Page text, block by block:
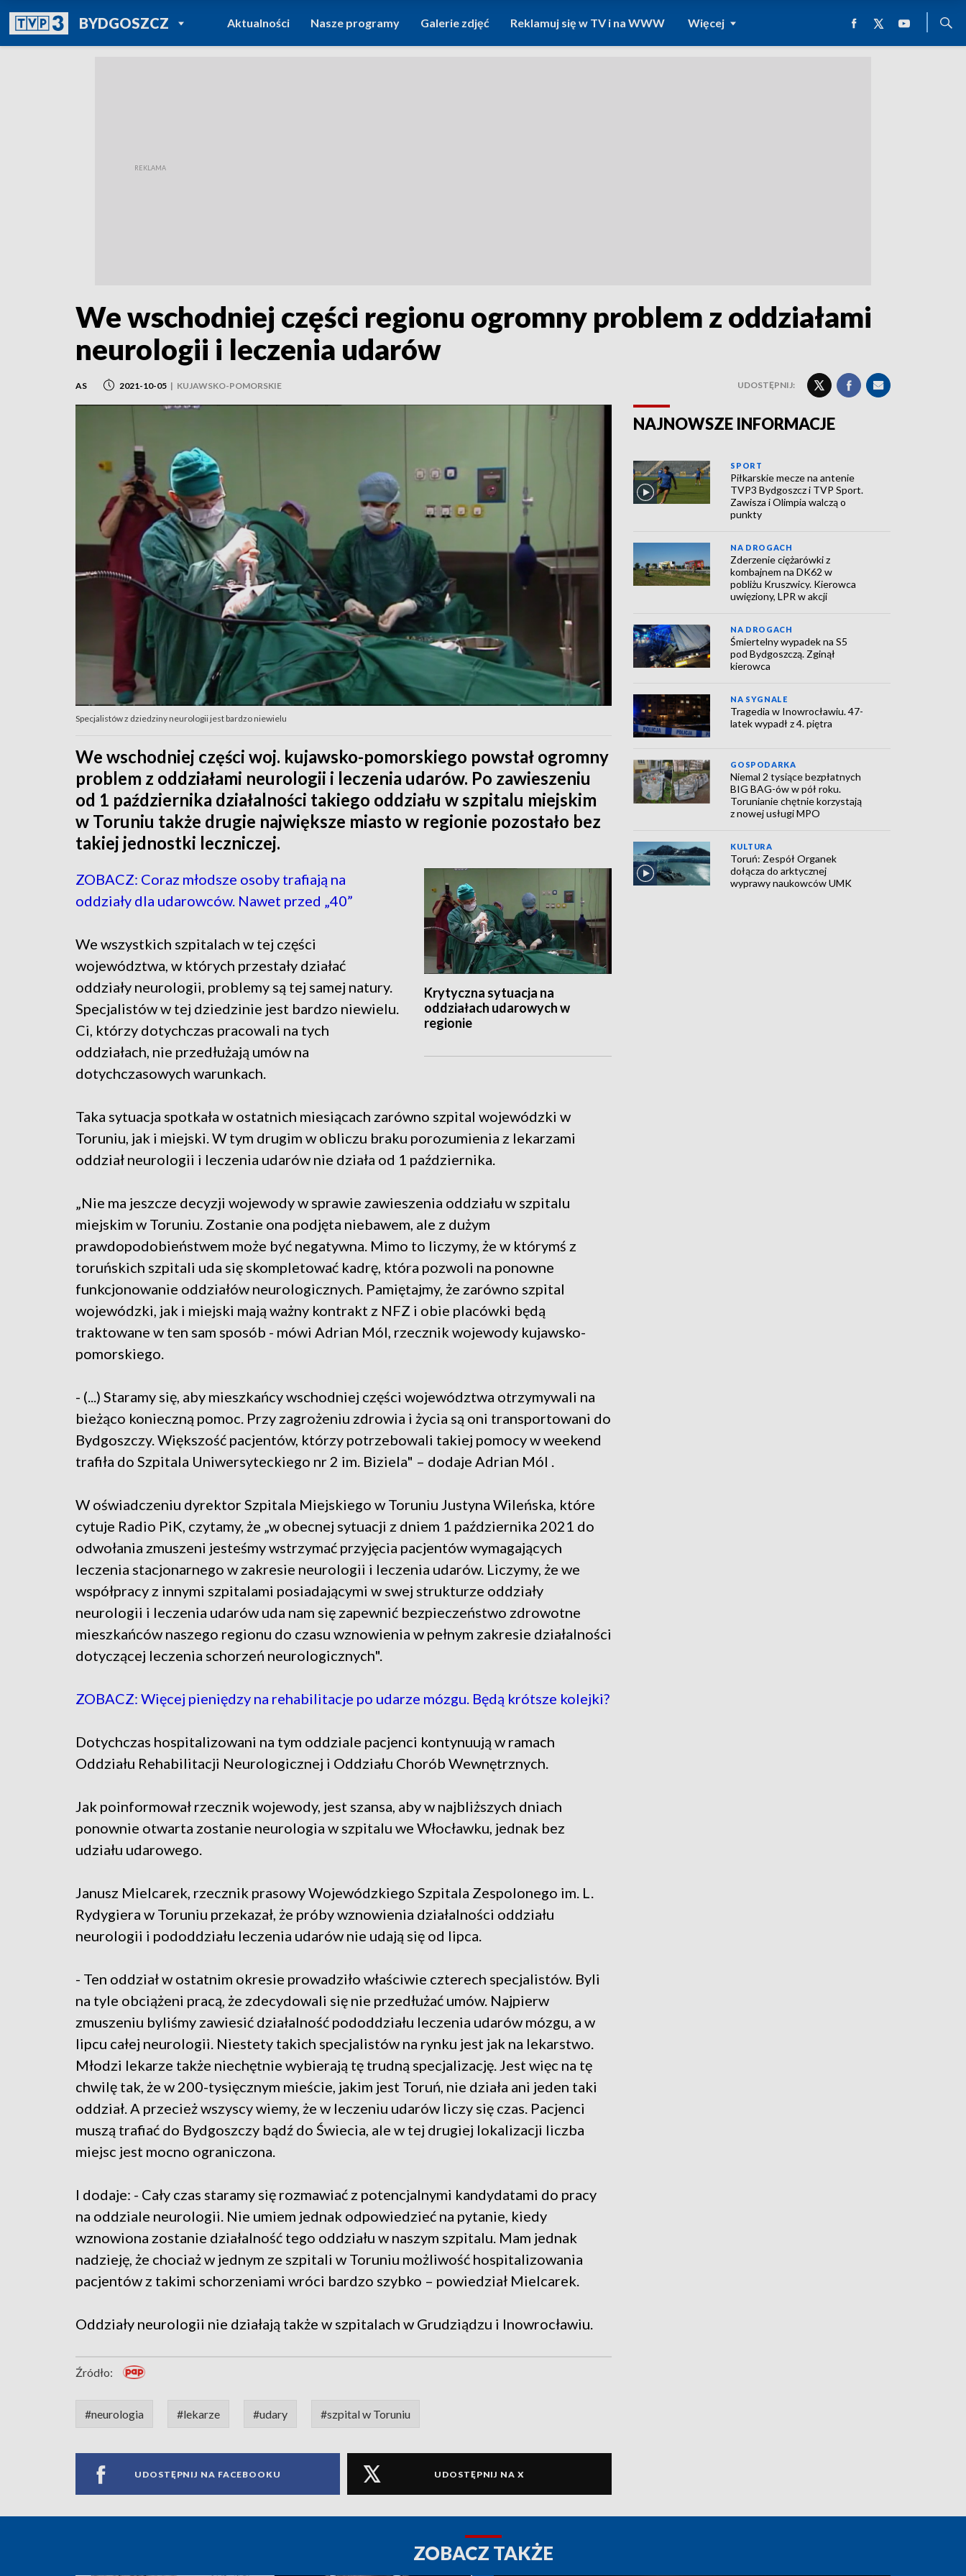
BYDGOSZCZPOWRÓT DO
TVP REGIONY
Aktualności Nasze programy Galerie zdjęć Reklamuj się w TV i na WWW Więcej
We wschodniej części regionu ogromny problem z oddziałami
neurologii i leczenia udarów
AS 2021-10-05 | KUJAWSKO-POMORSKIE UDOSTĘPNIJ:
Specjalistów z dziedziny neurologii jest bardzo niewielu
We wschodniej części woj. kujawsko-pomorskiego powstał ogromny
problem z oddziałami neurologii i leczenia udarów. Po zawieszeniu
od 1 października działalności takiego oddziału w szpitalu miejskim
w Toruniu także drugie największe miasto w regionie pozostało bez
takiej jednostki leczniczej.
Krytyczna sytuacja na
oddziałach udarowych w
regionie
ZOBACZ: Coraz młodsze osoby trafiają na
oddziały dla udarowców. Nawet przed „40”
We wszystkich szpitalach w tej części
województwa, w których przestały działać
oddziały neurologii, problemy są tej samej natury.
Specjalistów w tej dziedzinie jest bardzo niewielu.
Ci, którzy dotychczas pracowali na tych
oddziałach, nie przedłużają umów na
dotychczasowych warunkach.
Taka sytuacja spotkała w ostatnich miesiącach zarówno szpital wojewódzki w
Toruniu, jak i miejski. W tym drugim w obliczu braku porozumienia z lekarzami
oddział neurologii i leczenia udarów nie działa od 1 października.
„Nie ma jeszcze decyzji wojewody w sprawie zawieszenia oddziału w szpitalu
miejskim w Toruniu. Zostanie ona podjęta niebawem, ale z dużym
prawdopodobieństwem może być negatywna. Mimo to liczymy, że w którymś z
toruńskich szpitali uda się skompletować kadrę, która pozwoli na ponowne
funkcjonowanie oddziałów neurologicznych. Pamiętajmy, że zarówno szpital
wojewódzki, jak i miejski mają ważny kontrakt z NFZ i obie placówki będą
traktowane w ten sam sposób - mówi Adrian Mól, rzecznik wojewody kujawsko-
pomorskiego.
- (...) Staramy się, aby mieszkańcy wschodniej części województwa otrzymywali na
bieżąco konieczną pomoc. Przy zagrożeniu zdrowia i życia są oni transportowani do
Bydgoszczy. Większość pacjentów, którzy potrzebowali takiej pomocy w weekend
trafiła do Szpitala Uniwersyteckiego nr 2 im. Biziela" – dodaje Adrian Mól .
W oświadczeniu dyrektor Szpitala Miejskiego w Toruniu Justyna Wileńska, które
cytuje Radio PiK, czytamy, że „w obecnej sytuacji z dniem 1 października 2021 do
odwołania zmuszeni jesteśmy wstrzymać przyjęcia pacjentów wymagających
leczenia stacjonarnego w zakresie neurologii i leczenia udarów. Liczymy, że we
współpracy z innymi szpitalami posiadającymi w swej strukturze oddziały
neurologii i leczenia udarów uda nam się zapewnić bezpieczeństwo zdrowotne
mieszkańców naszego regionu do czasu wznowienia w pełnym zakresie działalności
dotyczącej leczenia schorzeń neurologicznych".
ZOBACZ: Więcej pieniędzy na rehabilitacje po udarze mózgu. Będą krótsze kolejki?
Dotychczas hospitalizowani na tym oddziale pacjenci kontynuują w ramach
Oddziału Rehabilitacji Neurologicznej i Oddziału Chorób Wewnętrznych.
Jak poinformował rzecznik wojewody, jest szansa, aby w najbliższych dniach
ponownie otwarta zostanie neurologia w szpitalu we Włocławku, jednak bez
udziału udarowego.
Janusz Mielcarek, rzecznik prasowy Wojewódzkiego Szpitala Zespolonego im. L.
Rydygiera w Toruniu przekazał, że próby wznowienia działalności oddziału
neurologii i pododdziału leczenia udarów nie udają się od lipca.
- Ten oddział w ostatnim okresie prowadziło właściwie czterech specjalistów. Byli
na tyle obciążeni pracą, że zdecydowali się nie przedłużać umów. Najpierw
zmuszeniu byliśmy zawiesić działalność pododdziału leczenia udarów mózgu, a w
lipcu całej neurologii. Niestety takich specjalistów na rynku jest jak na lekarstwo.
Młodzi lekarze także niechętnie wybierają tę trudną specjalizację. Jest więc na tę
chwilę tak, że w 200-tysięcznym mieście, jakim jest Toruń, nie działa ani jeden taki
oddział. A przecież wszyscy wiemy, że w leczeniu udarów liczy się czas. Pacjenci
muszą trafiać do Bydgoszczy bądź do Świecia, ale w tej drugiej lokalizacji liczba
miejsc jest mocno ograniczona.
I dodaje: - Cały czas staramy się rozmawiać z potencjalnymi kandydatami do pracy
na oddziale neurologii. Nie umiem jednak odpowiedzieć na pytanie, kiedy
wznowiona zostanie działalność tego oddziału w naszym szpitalu. Mam jednak
nadzieję, że chociaż w jednym ze szpitali w Toruniu możliwość hospitalizowania
pacjentów z takimi schorzeniami wróci bardzo szybko – powiedział Mielcarek.
Oddziały neurologii nie działają także w szpitalach w Grudziądzu i Inowrocławiu.
Źródło:
#neurologia #lekarze #udary #szpital w Toruniu
UDOSTĘPNIJ NA FACEBOOKU UDOSTĘPNIJ NA X
NAJNOWSZE INFORMACJE
SPORT
Piłkarskie mecze na antenie
TVP3 Bydgoszcz i TVP Sport.
Zawisza i Olimpia walczą o
punkty
NA DROGACH
Zderzenie ciężarówki z
kombajnem na DK62 w
pobliżu Kruszwicy. Kierowca
uwięziony, LPR w akcji
NA DROGACH
Śmiertelny wypadek na S5
pod Bydgoszczą. Zginął
kierowca
NA SYGNALE
Tragedia w Inowrocławiu. 47-
latek wypadł z 4. piętra
GOSPODARKA
Niemal 2 tysiące bezpłatnych
BIG BAG-ów w pół roku.
Torunianie chętnie korzystają
z nowej usługi MPO
KULTURA
Toruń: Zespół Organek
dołącza do arktycznej
wyprawy naukowców UMK
ZOBACZ TAKŻE